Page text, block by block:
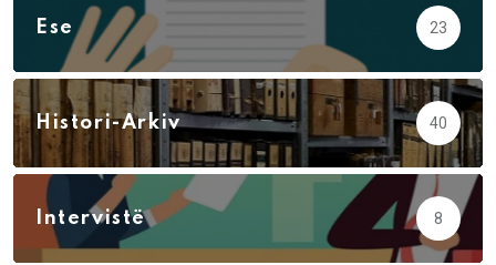
Ese 23
Histori-Arkiv 40
Intervistë 8